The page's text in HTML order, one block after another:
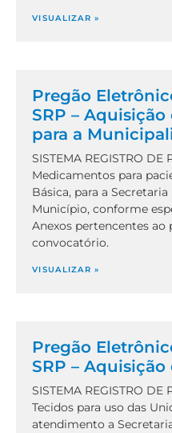
VISUALIZAR »
Pregão
SRP –
para a
SISTEMA REGISTRO DE
Medicamentos para
Básica, para a
Município, conforme
Anexos pertencentes
convocatório.
VISUALIZAR »
Pregão
SRP – Aquisição
SISTEMA REGISTRO DE
Tecidos para uso das
atendimento a